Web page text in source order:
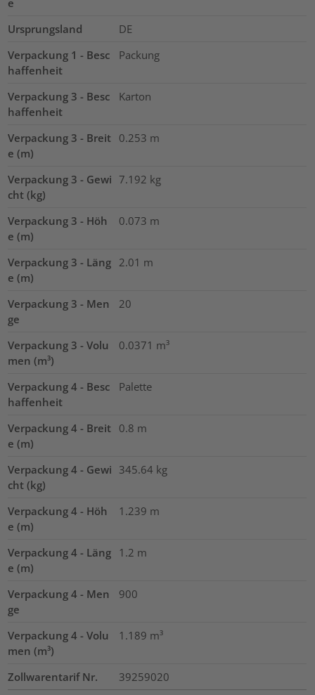
Ursprungsland
DE
Verpackung 1 - Besc
haffenheit
Packung
Verpackung 3 - Besc
haffenheit
Karton
Verpackung 3 - Breit
e (m)
0.253 m
Verpackung 3 - Gewi
cht (kg)
7.192 kg
Verpackung 3 - Höh
e (m)
0.073 m
Verpackung 3 - Läng
e (m)
2.01 m
Verpackung 3 - Men
ge
20
Verpackung 3 - Volu
men (m³)
0.0371 m³
Verpackung 4 - Besc
haffenheit
Palette
Verpackung 4 - Breit
e (m)
0.8 m
Verpackung 4 - Gewi
cht (kg)
345.64 kg
Verpackung 4 - Höh
e (m)
1.239 m
Verpackung 4 - Läng
e (m)
1.2 m
Verpackung 4 - Men
ge
900
Verpackung 4 - Volu
men (m³)
1.189 m³
Zollwarentarif Nr. 39259020